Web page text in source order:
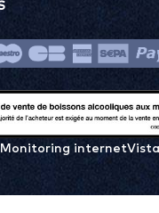
Monitoring